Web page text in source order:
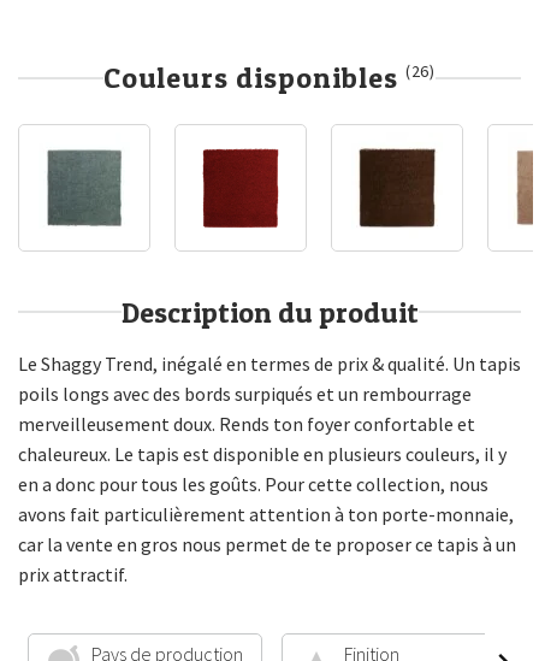
Couleurs disponibles (26)
Description du produit
Le Shaggy Trend, inégalé en termes de prix & qualité. Un tapis
poils longs avec des bords surpiqués et un rembourrage
merveilleusement doux. Rends ton foyer confortable et
chaleureux. Le tapis est disponible en plusieurs couleurs, il y
en a donc pour tous les goûts. Pour cette collection, nous
avons fait particulièrement attention à ton porte-monnaie,
car la vente en gros nous permet de te proposer ce tapis à un
prix attractif.
Pays de production Finition